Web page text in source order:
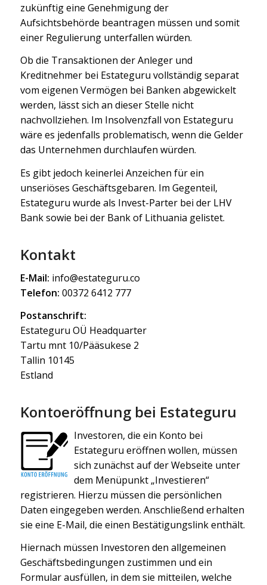
zukünftig eine Genehmigung der
Aufsichtsbehörde beantragen müssen und somit
einer Regulierung unterfallen würden.
Ob die Transaktionen der Anleger und
Kreditnehmer bei Estateguru vollständig separat
vom eigenen Vermögen bei Banken abgewickelt
werden, lässt sich an dieser Stelle nicht
nachvollziehen. Im Insolvenzfall von Estateguru
wäre es jedenfalls problematisch, wenn die Gelder
das Unternehmen durchlaufen würden.
Es gibt jedoch keinerlei Anzeichen für ein
unseriöses Geschäftsgebaren. Im Gegenteil,
Estateguru wurde als Invest-Parter bei der LHV
Bank sowie bei der Bank of Lithuania gelistet.
Kontakt
E-Mail: info@estateguru.co
Telefon: 00372 6412 777
Postanschrift:
Estateguru OÜ Headquarter
Tartu mnt 10/Pääsukese 2
Tallin 10145
Estland
Kontoeröffnung bei Estateguru
Investoren, die ein Konto bei
Estateguru eröffnen wollen, müssen
sich zunächst auf der Webseite unter
dem Menüpunkt „Investieren“
registrieren. Hierzu müssen die persönlichen
Daten eingegeben werden. Anschließend erhalten
sie eine E-Mail, die einen Bestätigungslink enthält.
Hiernach müssen Investoren den allgemeinen
Geschäftsbedingungen zustimmen und ein
Formular ausfüllen, in dem sie mitteilen, welche